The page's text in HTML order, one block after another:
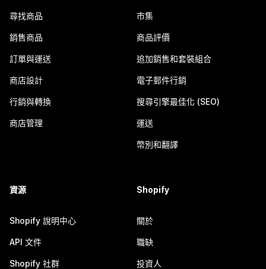
尋找商品
銷售商品
訂單與運送
商店設計
行銷與轉換
商店管理
市集
商品評價
追加銷售和套裝組合
電子郵件行銷
搜尋引擎最佳化 (SEO)
運送
幣別和翻譯
資源
Shopify 說明中心
API 文件
Shopify 社群
Shopify
關於
職缺
投資人